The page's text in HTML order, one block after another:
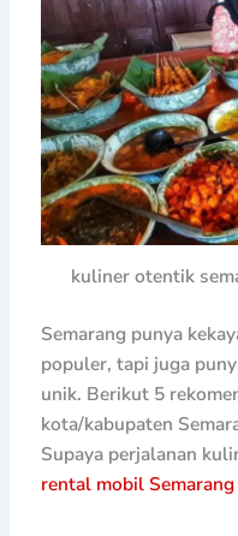
kuliner otentik
Semarang punya
populer, tapi juga
unik. Berikut 5
kota/kabupaten
Supaya perjalanan
rental mobil Semarang